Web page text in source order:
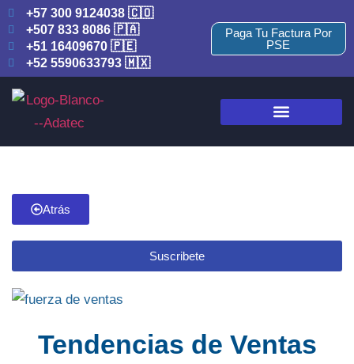
+57 300 9124038 🇨🇴
+507 833 8086 🇵🇦
+51 16409670 🇵🇪
+52 5590633793 🇲🇽
Paga Tu Factura Por
PSE
Atrás
Suscribete
Tendencias de Ventas